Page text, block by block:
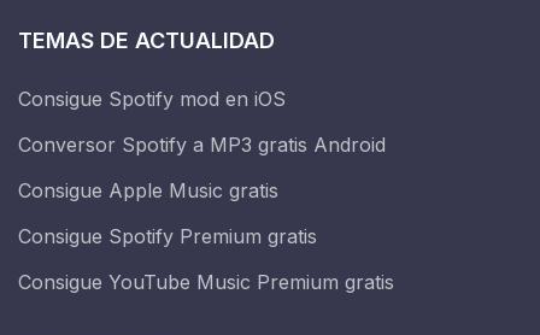
TEMAS DE ACTUALIDAD
Consigue Spotify mod en iOS
Conversor Spotify a MP3 gratis Android
Consigue Apple Music gratis
Consigue Spotify Premium gratis
Consigue YouTube Music Premium gratis